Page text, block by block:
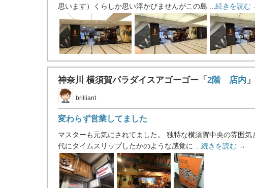
思います）くらしか思い浮かびませんがこの島 ... 続きを読む
神奈川 横須賀パラダイスアゴーゴー「 2階 店内
brilliant
変わらず営業してました
マスターも元気にされてました。 独特な横須賀中央の雰囲
代にタイムスリップしたかのような感覚に ... 続きを読む →